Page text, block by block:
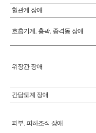
혈관계 장애
호흡기계, 흉곽, 종격동 장애
위장관 장애
간담도계 장애
피부, 피하조직 장애